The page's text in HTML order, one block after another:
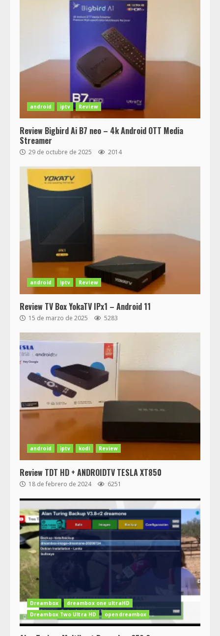
android iptv Review
Review Bigbird Ai B7 neo – 4k Android OTT Media
Streamer
29 de octubre de 2025 2014
android iptv Review
Review TV Box YokaTV IPx1 – Android 11
15 de marzo de 2025 5283
android iptv kodi Review
Review TDT HD + ANDROIDTV TESLA XT850
18 de febrero de 2024 6251
Dreambox
dreambox one ultraHD
Dreambox Two Ultra HD
opendreambox